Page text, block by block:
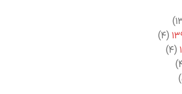
(۴)
(۴)